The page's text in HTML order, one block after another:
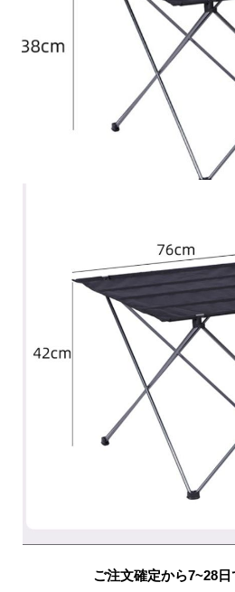
ご注文確定から7~28